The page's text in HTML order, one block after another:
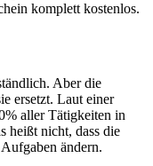
komplett kostenlos.
Aber die
ersetzt. Laut einer
aller Tätigkeiten in
heißt nicht, dass die
ändern.